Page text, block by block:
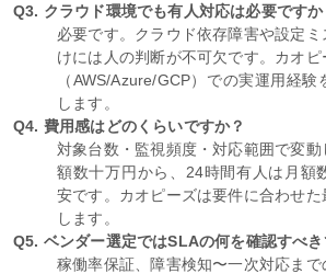
Q3. クラウド環境でも有人対応は必要ですか
必要です。クラウド依存障害や設定
けには人の判断が不可欠です。カオ
（AWS/Azure/GCP）での実運用経
します。
Q4. 費用感はどのくらいですか？
対象台数・監視頻度・対応範囲で変動
額数十万円から、24時間有人は月額
安です。カオピーズは要件に合わせた
します。
Q5. ベンダー選定ではSLAの何を確認すべき
稼働率保証、障害検知〜一次対応ま